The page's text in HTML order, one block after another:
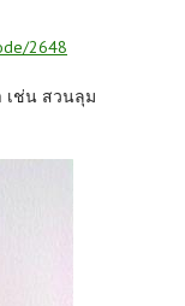
2648
เช่น สวนลุม